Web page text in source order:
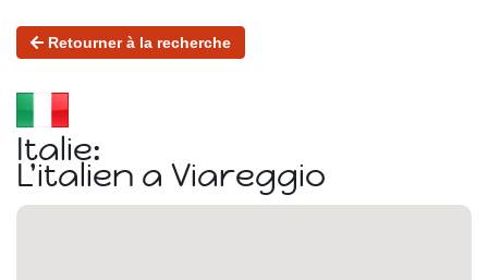
Retourner à la recherche
Italie:
L'italien a Viareggio